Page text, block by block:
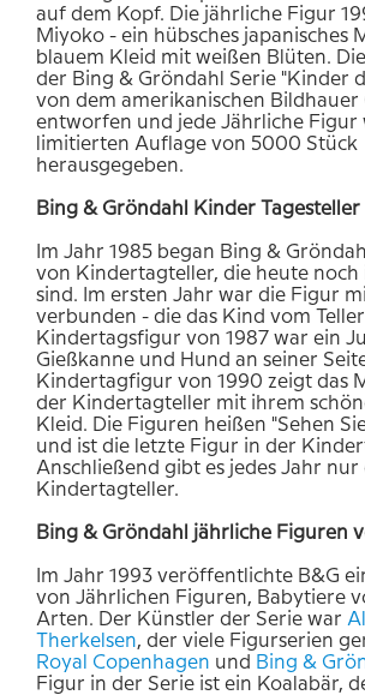
auf dem Kopf. Die jährliche Figur
Miyoko - ein hübsches japanisches
blauem Kleid mit weißen Blüten.
der Bing & Gröndahl Serie "Kinder
von dem amerikanischen
entworfen und jede Jährliche Figur
limitierten Auflage von 5000 Stück
herausgegeben.
Bing & Gröndahl Kinder
Im Jahr 1985 began Bing &
von Kindertagteller, die heute
sind. Im ersten Jahr war die Figur
verbunden - die das Kind vom
Kindertagsfigur von 1987 war ein
Gießkanne und Hund an seiner
Kindertagfigur von 1990 zeigt das
der Kindertagteller mit ihrem
Kleid. Die Figuren heißen "Sehen
und ist die letzte Figur in der
Anschließend gibt es jedes Jahr nur
Kindertagteller.
Bing & Gröndahl jährliche Figuren
Im Jahr 1993 veröffentlichte B&G
von Jährlichen Figuren, Babytiere
Arten. Der Künstler der Serie war
Therkelsen, der viele Figurserien
Royal
Copenhagen und Bing &
Figur in der Serie ist ein Koalabär,